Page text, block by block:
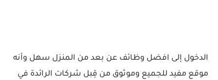
الدخول إلى افضل وظائف عن بعد من المنزل سهل وأنه
موقع مفيد للجميع وموثوق من قِبل شركات الرائدة في